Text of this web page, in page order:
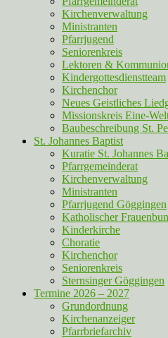
Kirchenverwaltung
Ministranten
Pfarrjugend
Seniorenkreis
Lektoren &
Kindergottesdienstteam
Kirchenchor
Neues Geistliches
Missionskreis Eine-
Baubeschreibung St.
St. Johannes Baptist
Kuratie St. Johannes
Pfarrgemeinderat
Kirchenverwaltung
Ministranten
Pfarrjugend Göggingen
Katholischer
Kinderkirche
Choratie
Kirchenchor
Seniorenkreis
Sternsinger Göggingen
Termine 2026 – 2027
Grundordnung
Kirchenanzeiger
Pfarrbriefarchiv